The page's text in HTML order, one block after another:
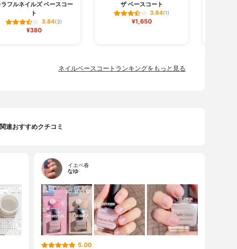
ラフルネイルズ ベースコー
ト
3.84(3)
¥380
ザ ベースコート
3.84(1)
¥1,650
ネイルベースコートランキングをもっと見る
関連おすすめクチコミ
イエベ春
なゆ
5.00